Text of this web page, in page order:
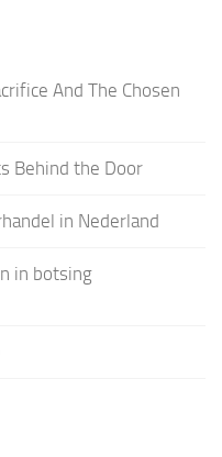
And The Chosen
Behind the Door
in Nederland
in botsing